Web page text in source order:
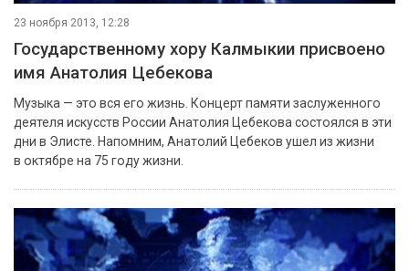
23 ноября 2013, 12:28
Государственному хору Калмыкии присвоено
имя Анатолия Цебекова
Музыка — это вся его жизнь. Концерт памяти заслуженного
деятеля искусств России Анатолия Цебекова состоялся в эти
дни в Элисте. Напомним, Анатолий Цебеков ушел из жизни
в октябре на 75 году жизни.